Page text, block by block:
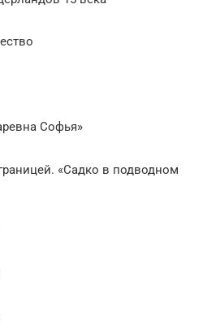
Софья»
«Садко в подводном